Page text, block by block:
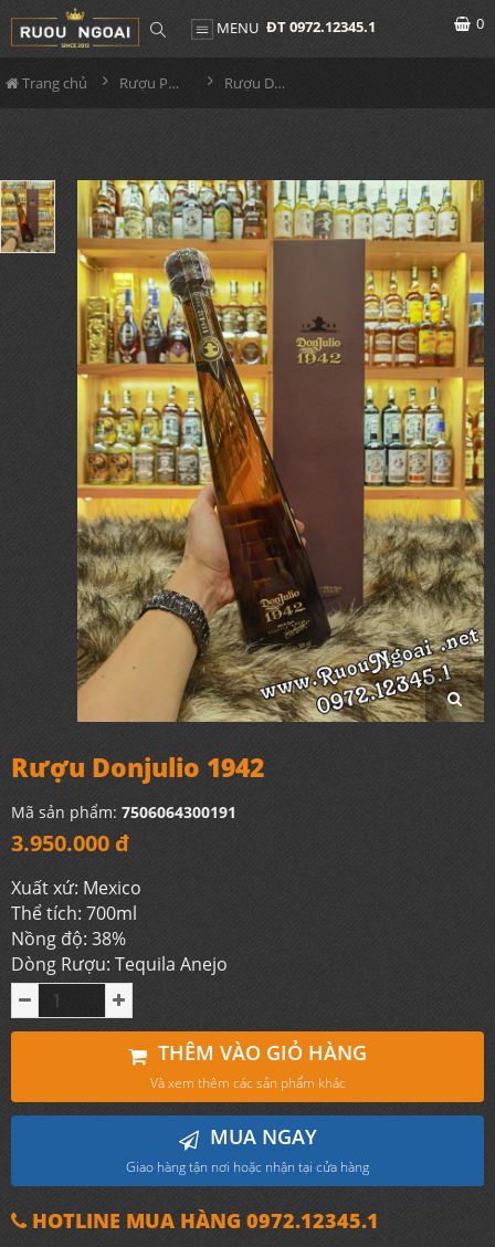
MENU ĐT 0972.12345.1 0
Trang chủ Rượu Pha Chế Rượu Donjulio 1942
Rượu Donjulio 1942
Mã sản phẩm: 7506064300191
3.950.000 đ
Xuất xứ: Mexico
Thể tích: 700ml
Nồng độ: 38%
Dòng Rượu: Tequila Anejo
THÊM VÀO GIỎ HÀNG
Và xem thêm các sản phẩm khác
MUA NGAY
Giao hàng tận nơi hoặc nhận tại cửa hàng
HOTLINE MUA HÀNG 0972.12345.1